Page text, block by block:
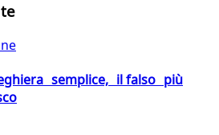
semplice, il falso più